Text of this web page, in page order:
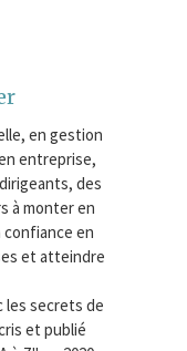
en gestion
entreprise,
des
à monter en
en
et atteindre
les secrets de
et publié